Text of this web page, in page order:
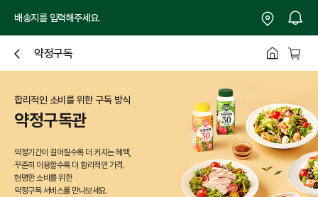
배송지를 입력해주세요.
닫
기
약정구독
합리적인 소비를 위한 구독 방식
약정구독관
약정기간이 길어질수록 더 커지는 혜택,
꾸준히 이용할수록 더 합리적인 가격.
현명한 소비를 위한
약정구독 서비스를 만나보세요.